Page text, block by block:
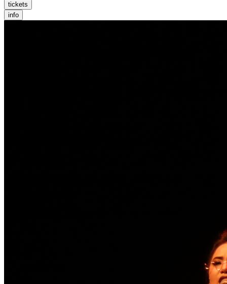
tickets
info